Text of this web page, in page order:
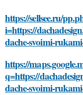
https://sellsee.ru/
i=https://
dache-svoimi-
https://
q=https://
dache-svoimi-